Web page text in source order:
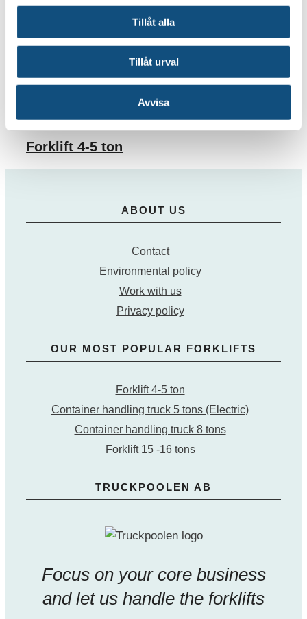
Tillåt alla
Tillåt urval
Avvisa
Container handler of the 5 ton (Diesel)
Electric forklift 3 tons
Forklift 2-2,5 ton
5-ton dieseltruckar
Forklift 4-5 ton
ABOUT US
Contact
Environmental policy
Work with us
Privacy policy
OUR MOST POPULAR FORKLIFTS
Forklift 4-5 ton
Container handling truck 5 tons (Electric)
Container handling truck 8 tons
Forklift 15 -16 tons
TRUCKPOOLEN AB
Focus on your core business
and let us handle the forklifts